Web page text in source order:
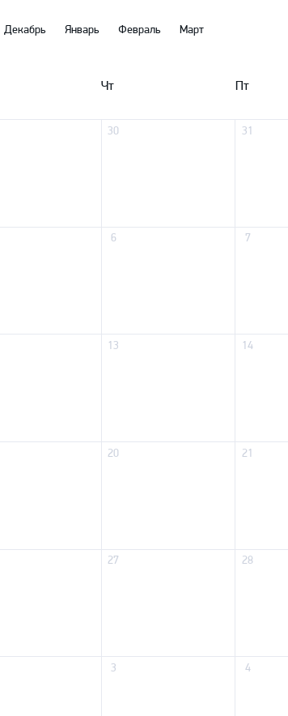
Барыс
Декабрь Январь Февраль Март
Чт Пт
30 31
6 7
13 14
20 21
27 28
3 4